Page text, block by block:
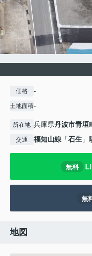
価格 -
土地面積-
所在地 兵庫県丹波市青垣
交通 福知山線 「石生
無料
無
地図